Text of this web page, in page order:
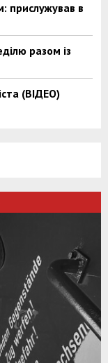
прислужував в
разом із
(ВІДЕО)